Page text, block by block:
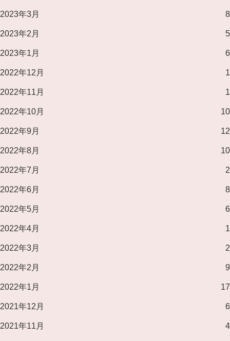
2023年3月 8
2023年2月 5
2023年1月 6
2022年12月 1
2022年11月 1
2022年10月 10
2022年9月 12
2022年8月 10
2022年7月 2
2022年6月 8
2022年5月 6
2022年4月 1
2022年3月 2
2022年2月 9
2022年1月 17
2021年12月 6
2021年11月 4